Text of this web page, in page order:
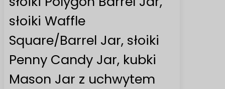
słoiki Waffle
Square/Barrel Jar, słoiki
Penny Candy Jar, kubki
Mason Jar z uchwytem